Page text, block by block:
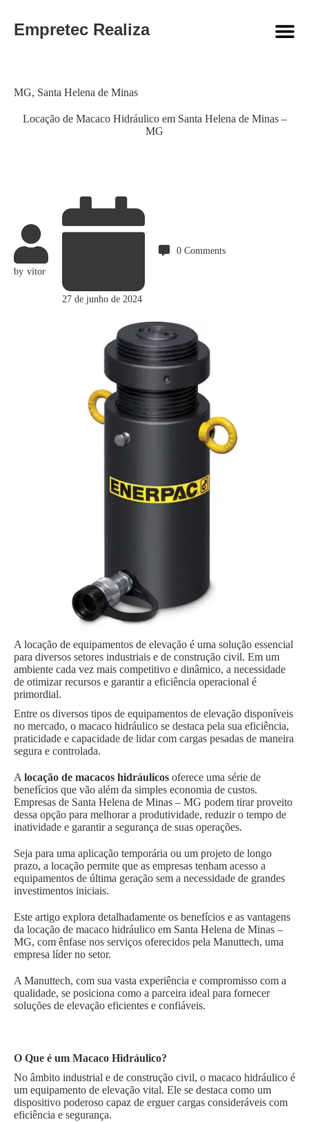
Empretec Realiza
Locação de Macaco Hidráulico em Santa Helena de Minas –
MG
Category
MG, Santa Helena de Minas
by vitor
27 de junho de 2024
0 Comments
A locação de equipamentos de elevação é uma solução essencial
para diversos setores industriais e de construção civil. Em um
ambiente cada vez mais competitivo e dinâmico, a necessidade
de otimizar recursos e garantir a eficiência operacional é
primordial.
Entre os diversos tipos de equipamentos de elevação disponíveis
no mercado, o macaco hidráulico se destaca pela sua eficiência,
praticidade e capacidade de lidar com cargas pesadas de maneira
segura e controlada.
A locação de macacos hidráulicos oferece uma série de
benefícios que vão além da simples economia de custos.
Empresas de Santa Helena de Minas – MG podem tirar proveito
dessa opção para melhorar a produtividade, reduzir o tempo de
inatividade e garantir a segurança de suas operações.
Seja para uma aplicação temporária ou um projeto de longo
prazo, a locação permite que as empresas tenham acesso a
equipamentos de última geração sem a necessidade de grandes
investimentos iniciais.
Este artigo explora detalhadamente os benefícios e as vantagens
da locação de macaco hidráulico em Santa Helena de Minas –
MG, com ênfase nos serviços oferecidos pela Manuttech, uma
empresa líder no setor.
A Manuttech, com sua vasta experiência e compromisso com a
qualidade, se posiciona como a parceira ideal para fornecer
soluções de elevação eficientes e confiáveis.
O Que é um Macaco Hidráulico?
No âmbito industrial e de construção civil, o macaco hidráulico é
um equipamento de elevação vital. Ele se destaca como um
dispositivo poderoso capaz de erguer cargas consideráveis com
eficiência e segurança.